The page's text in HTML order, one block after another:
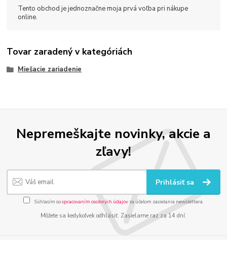
Tento obchod je jednoznačne moja prvá voľba pri nákupe
online.
Tovar zaradený v kategóriách
Miešacie zariadenie
Nepremeškajte novinky, akcie a
zľavy!
Prihlásiť sa
Súhlasím sospracovaním osobných údajov za účelom zasielania newslettera.
Môžete sa kedykoľvek odhlásiť. Zasielame raz za 14 dní.